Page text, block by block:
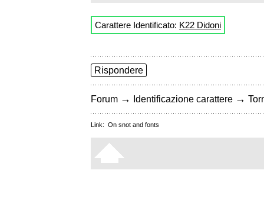
Carattere Identificato: K22 Didoni
Rispondere
Forum → Identificazione carattere →
Link: On snot and fonts